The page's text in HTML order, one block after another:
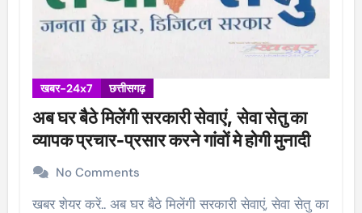
खबर-24x7 छत्तीसगढ़
अब घर बैठे मिलेंगी सरकारी सेवाएं, सेवा सेतु का
व्यापक प्रचार-प्रसार करने गांवों मे होगी मुनादी
No Comments
खबर शेयर करें.. अब घर बैठे मिलेंगी सरकारी सेवाएं, सेवा सेतु का